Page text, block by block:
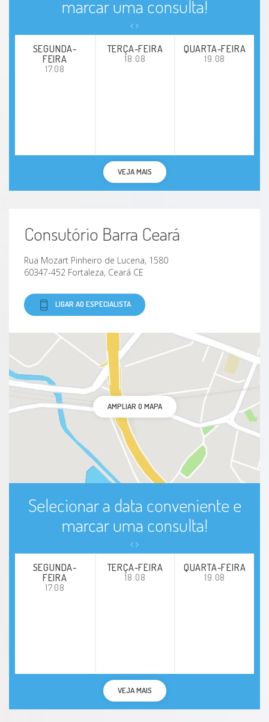
marcar uma consulta!
SEGUNDA-
FEIRA
17.08
TERÇA-FEIRA
18.08
QUARTA-FEIRA
19.08
VEJA MAIS
Consutório Barra Ceará
Rua Mozart Pinheiro de Lucena, 1580
60347-452 Fortaleza, Ceará CE
LIGAR AO ESPECIALISTA
AMPLIAR O MAPA
Selecionar a data conveniente e
marcar uma consulta!
SEGUNDA-
FEIRA
17.08
TERÇA-FEIRA
18.08
QUARTA-FEIRA
19.08
VEJA MAIS